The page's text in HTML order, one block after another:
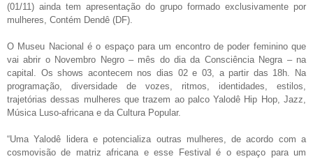
(01/11) ainda tem apresentação do grupo formado exclusivamente por
mulheres, Contém Dendê (DF).
O Museu Nacional é o espaço para um encontro de poder feminino que
vai abrir o Novembro Negro – mês do dia da Consciência Negra – na
capital. Os shows acontecem nos dias 02 e 03, a partir das 18h. Na
programação, diversidade de vozes, ritmos, identidades, estilos,
trajetórias dessas mulheres que trazem ao palco Yalodê Hip Hop, Jazz,
Música Luso-africana e da Cultura Popular.
“Uma Yalodê lidera e potencializa outras mulheres, de acordo com a
cosmovisão de matriz africana e esse Festival é o espaço para um